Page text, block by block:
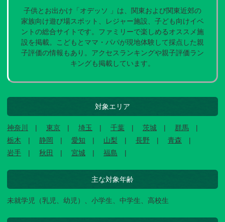
子供とお出かけ「オデッソ 」は、関東および関東近郊の
家族向け遊び場スポット、レジャー施設、子ども向けイベ
ントの総合サイトです。ファミリーで楽しめるオススメ施
設を掲載。こどもとママ・パパが現地体験して採点した親
子評価の情報もあり。アクセスランキングや親子評価ラン
キングも掲載しています。
対象エリア
神奈川 東京 埼玉 千葉 茨城
群馬
栃木
静岡 愛知 山梨 長野
青森
岩手
秋田 宮城 福島
主な対象年齢
未就学児（乳児、幼児）、小学生、中学生、高校生